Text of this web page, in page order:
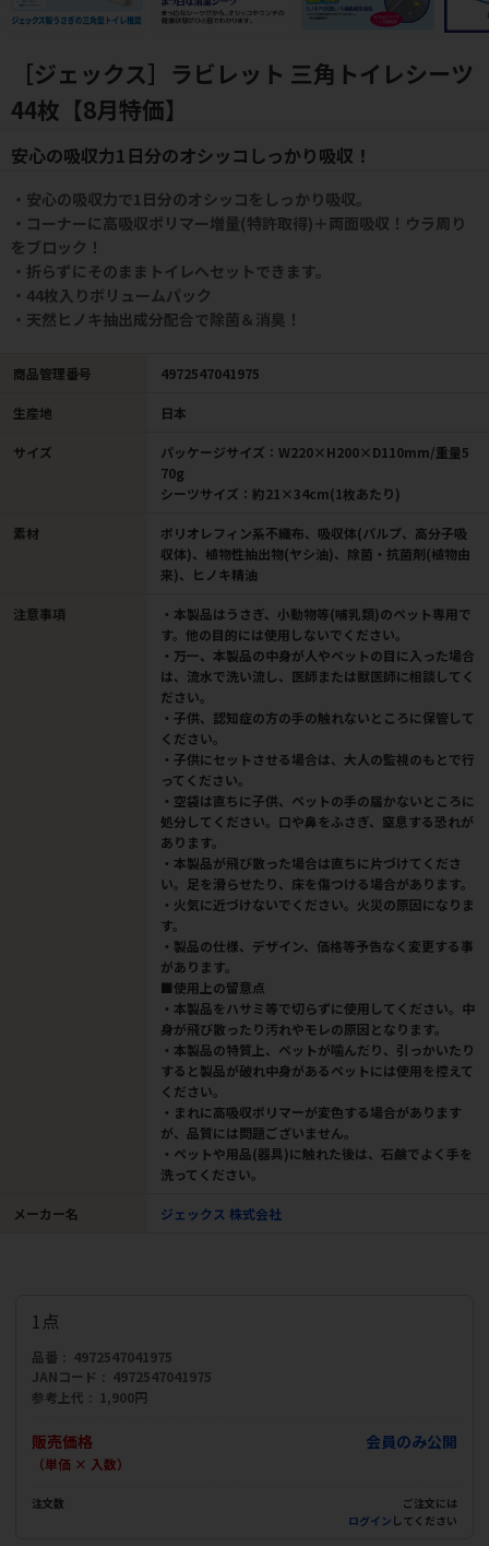
［ジェックス］ラビレット 三角トイレシーツ
44枚【8月特価】
安心の吸収力1日分のオシッコしっかり吸収！
・安心の吸収力で1日分のオシッコをしっかり吸収。
・コーナーに高吸収ポリマー増量(特許取得)＋両面吸収！ウラ周り
をブロック！
・折らずにそのままトイレへセットできます。
・44枚入りボリュームパック
・天然ヒノキ抽出成分配合で除菌＆消臭！
商品管理番号 4972547041975
生産地 日本
サイズ
パッケージサイズ：W220×H200×D110mm/重量5
70g
シーツサイズ：約21×34cm(1枚あたり)
素材
ポリオレフィン系不織布、吸収体(パルプ、高分子吸
収体)、植物性抽出物(ヤシ油)、除菌・抗菌剤(植物由
来)、ヒノキ精油
注意事項
・本製品はうさぎ、小動物等(哺乳類)のペット専用で
す。他の目的には使用しないでください。
・万一、本製品の中身が人やペットの目に入った場合
は、流水で洗い流し、医師または獣医師に相談してく
ださい。
・子供、認知症の方の手の触れないところに保管して
ください。
・子供にセットさせる場合は、大人の監視のもとで行
ってください。
・空袋は直ちに子供、ペットの手の届かないところに
処分してください。口や鼻をふさぎ、窒息する恐れが
あります。
・本製品が飛び散った場合は直ちに片づけてくださ
い。足を滑らせたり、床を傷つける場合があります。
・火気に近づけないでください。火災の原因になりま
す。
・製品の仕様、デザイン、価格等予告なく変更する事
があります。
■使用上の留意点
・本製品をハサミ等で切らずに使用してください。中
身が飛び散ったり汚れやモレの原因となります。
・本製品の特質上、ペットが噛んだり、引っかいたり
すると製品が破れ中身があるペットには使用を控えて
ください。
・まれに高吸収ポリマーが変色する場合があります
が、品質には問題ございません。
・ペットや用品(器具)に触れた後は、石鹸でよく手を
洗ってください。
メーカー名 ジェックス 株式会社
1点
品番
4972547041975
JANコード
4972547041975
参考上代
1,900円
販売価格
（単価 × 入数）
会員のみ公開
注文数
ご注文には
ログイン してください